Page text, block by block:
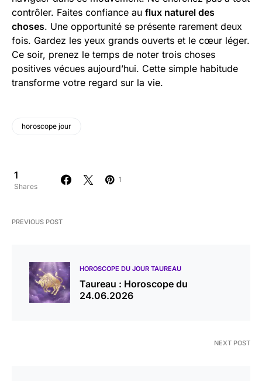
contrôler. Faites confiance au flux naturel des
choses. Une opportunité se présente rarement deux
fois. Gardez les yeux grands ouverts et le cœur léger.
Ce soir, prenez le temps de noter trois choses
positives vécues aujourd’hui. Cette simple habitude
transforme votre regard sur la vie.
horoscope jour
1
Shares
1
PREVIOUS POST
HOROSCOPE DU JOUR TAUREAU
Taureau : Horoscope du
24.06.2026
NEXT POST